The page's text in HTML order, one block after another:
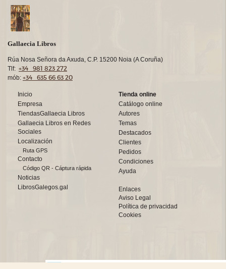
Gallaecia Libros
Rúa Nosa Señora da Axuda, C.P. 15200 Noia (A Coruña)
Tlf: +34 981 823 272
mób: +34 635 66 63 20
Inicio
Empresa
TiendasGallaecia Libros
Gallaecia Libros en Redes
Sociales
Localización
Ruta GPS
Contacto
Código QR - Cáptura rápida
Noticias
LibrosGalegos.gal
Tienda online
Catálogo online
Autores
Temas
Destacados
Clientes
Pedidos
Condiciones
Ayuda
Enlaces
Aviso Legal
Política de privacidad
Cookies